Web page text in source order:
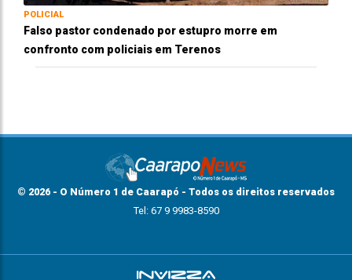
POLICIAL
Falso pastor condenado por estupro morre em
confronto com policiais em Terenos
© 2026 - O Número 1 de Caarapó - Todos os direitos reservados
Tel: 67 9 9983-8590